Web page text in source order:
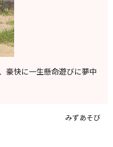
豪快に一生懸命遊びに夢中
みずあそび